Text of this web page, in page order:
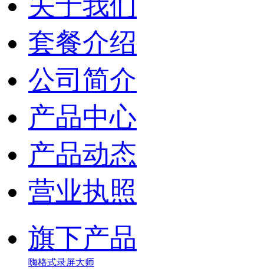
套餐介绍
公司简介
产品中心
产品动态
营业执照
旗下产品
嗨格式录屏大师